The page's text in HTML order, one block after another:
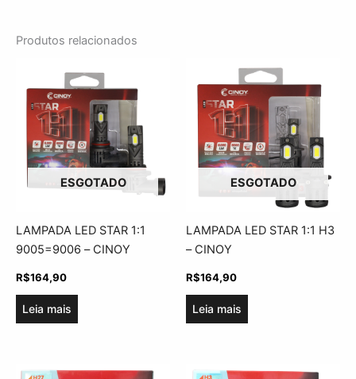
Produtos relacionados
ESGOTADO
LAMPADA LED STAR 1:1
9005=9006 – CINOY
R$164,90
Leia mais
ESGOTADO
LAMPADA LED STAR 1:1 H3
– CINOY
R$164,90
Leia mais